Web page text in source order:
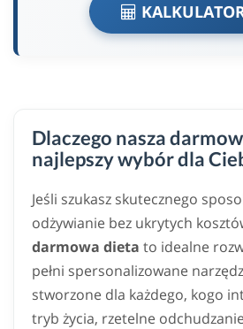
Dlaczego nasza
najlepszy wybór dla
Jeśli szukasz skutecznego
odżywianie bez ukrytych
darmowa dieta to idealne
pełni spersonalizowane
stworzone dla każdego, kogo
tryb życia, rzetelne